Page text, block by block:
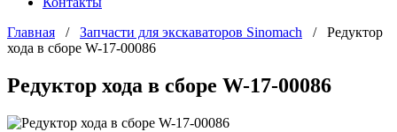
Главная / Запчасти для экскаваторов Sinomach / Редуктор
хода в сборе W-17-00086
Редуктор хода в сборе W-17-00086